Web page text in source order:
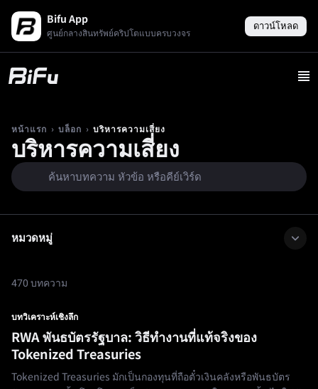
Bifu App
ศูนย์กลางสินทรัพย์คริปโตแบบครบวงจร
ดาวน์โหลด
หน้าแรก › บล็อก › บริหารความเสี่ยง
บริหารความเสี่ยง
หมวดหมู่
470 บทความ
บทวิเคราะห์เชิงลึก
RWA พันธบัตรรัฐบาล: วิธีทำงานที่แท้จริงของ
Tokenized Treasuries
Tokenized Treasuries มักเป็นกองทุนที่ถือตั๋วเงินคลังหรือพันธบัตร